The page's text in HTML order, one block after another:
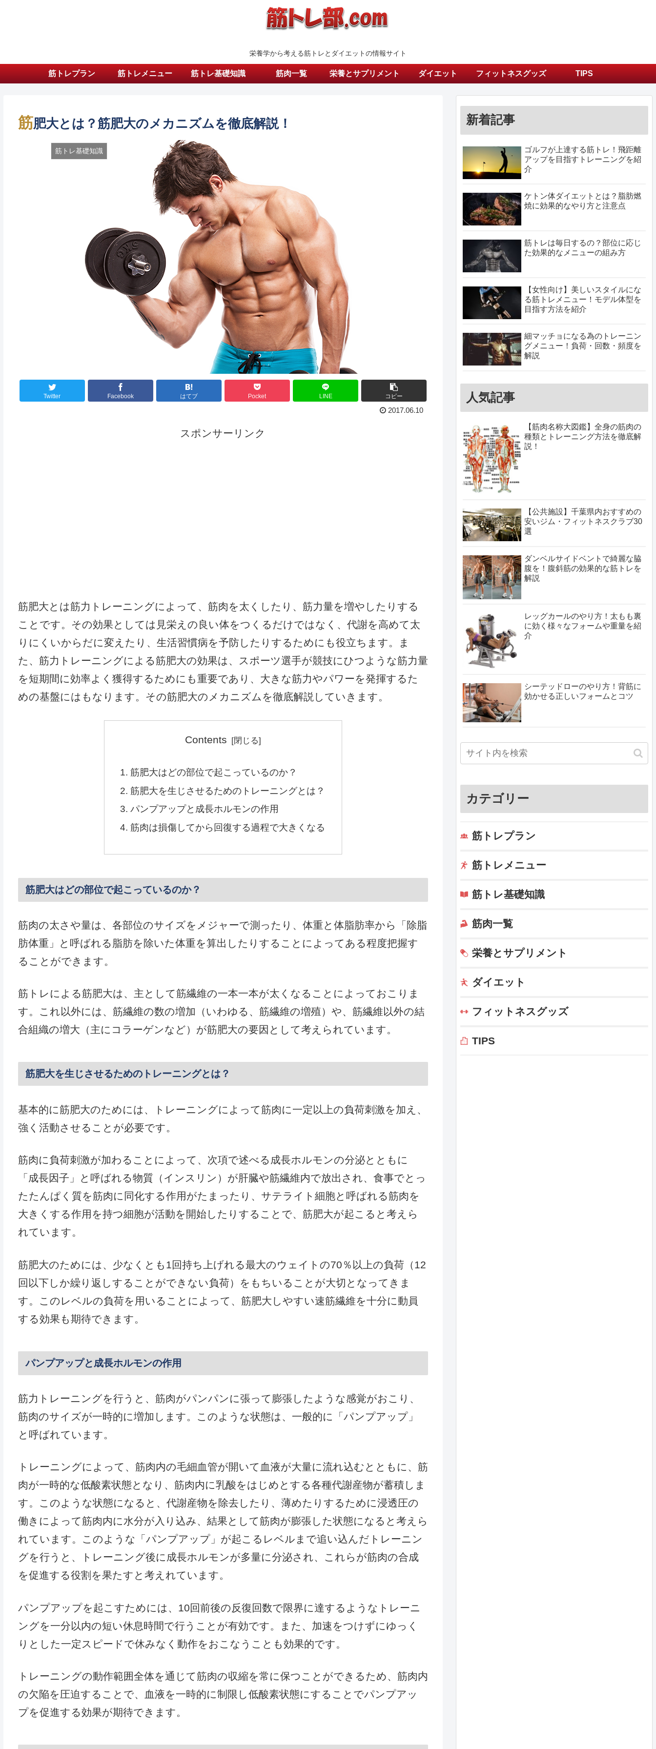
栄養学から考える筋トレとダイエットの情報サイト
筋トレプラン 筋トレメニュー 筋トレ基礎知識 筋肉一覧 栄養とサプリメント ダイエット フィットネスグッズ TIPS
筋肥大とは？筋肥大のメカニズムを徹底解説！
筋トレ基礎知識
Twitter Facebook はてブ Pocket LINE コピー
2017.06.10
スポンサーリンク
筋肥大とは筋力トレーニングによって、筋肉を太くしたり、筋力量を増やしたりする
ことです。その効果としては見栄えの良い体をつくるだけではなく、代謝を高めて太
りにくいからだに変えたり、生活習慣病を予防したりするためにも役立ちます。ま
た、筋力トレーニングによる筋肥大の効果は、スポーツ選手が競技にひつような筋力量
を短期間に効率よく獲得するためにも重要であり、大きな筋力やパワーを発揮するた
めの基盤にはもなります。その筋肥大のメカニズムを徹底解説していきます。
Contents
筋肥大はどの部位で起こっているのか？
筋肥大を生じさせるためのトレーニングとは？
パンプアップと成長ホルモンの作用
筋肉は損傷してから回復する過程で大きくなる
筋肥大はどの部位で起こっているのか？
筋肉の太さや量は、各部位のサイズをメジャーで測ったり、体重と体脂肪率から「除脂
肪体重」と呼ばれる脂肪を除いた体重を算出したりすることによってある程度把握す
ることができます。
筋トレによる筋肥大は、主として筋繊維の一本一本が太くなることによっておこりま
す。これ以外には、筋繊維の数の増加（いわゆる、筋繊維の増殖）や、筋繊維以外の結
合組織の増大（主にコラーゲンなど）が筋肥大の要因として考えられています。
筋肥大を生じさせるためのトレーニングとは？
基本的に筋肥大のためには、トレーニングによって筋肉に一定以上の負荷刺激を加え、
強く活動させることが必要です。
筋肉に負荷刺激が加わることによって、次項で述べる成長ホルモンの分泌とともに
「成長因子」と呼ばれる物質（インスリン）が肝臓や筋繊維内で放出され、食事でとっ
たたんぱく質を筋肉に同化する作用がたまったり、サテライト細胞と呼ばれる筋肉を
大きくする作用を持つ細胞が活動を開始したりすることで、筋肥大が起こると考えら
れています。
筋肥大のためには、少なくとも1回持ち上げれる最大のウェイトの70％以上の負荷（12
回以下しか繰り返しすることができない負荷）をもちいることが大切となってきま
す。このレベルの負荷を用いることによって、筋肥大しやすい速筋繊維を十分に動員
する効果も期待できます。
パンプアップと成長ホルモンの作用
筋力トレーニングを行うと、筋肉がパンパンに張って膨張したような感覚がおこり、
筋肉のサイズが一時的に増加します。このような状態は、一般的に「パンプアップ」
と呼ばれています。
トレーニングによって、筋肉内の毛細血管が開いて血液が大量に流れ込むとともに、筋
肉が一時的な低酸素状態となり、筋肉内に乳酸をはじめとする各種代謝産物が蓄積しま
す。このような状態になると、代謝産物を除去したり、薄めたりするために浸透圧の
働きによって筋肉内に水分が入り込み、結果として筋肉が膨張した状態になると考えら
れています。このような「パンプアップ」が起こるレベルまで追い込んだトレーニン
グを行うと、トレーニング後に成長ホルモンが多量に分泌され、これらが筋肉の合成
を促進する役割を果たすと考えれています。
パンプアップを起こすためには、10回前後の反復回数で限界に達するようなトレーニ
ングを一分以内の短い休息時間で行うことが有効です。また、加速をつけずにゆっく
りとした一定スピードで休みなく動作をおこなうことも効果的です。
トレーニングの動作範囲全体を通じて筋肉の収縮を常に保つことができるため、筋肉内
の欠陥を圧迫することで、血液を一時的に制限し低酸素状態にすることでパンプアッ
プを促進する効果が期待できます。
新着記事
ゴルフが上達する筋トレ！飛距離
アップを目指すトレーニングを紹
介
ケトン体ダイエットとは？脂肪燃
焼に効果的なやり方と注意点
筋トレは毎日するの？部位に応じ
た効果的なメニューの組み方
【女性向け】美しいスタイルにな
る筋トレメニュー！モデル体型を
目指す方法を紹介
細マッチョになる為のトレーニン
グメニュー！負荷・回数・頻度を
解説
人気記事
【筋肉名称大図鑑】全身の筋肉の
種類とトレーニング方法を徹底解
説！
【公共施設】千葉県内おすすめの
安いジム・フィットネスクラブ30
選
ダンベルサイドベントで綺麗な脇
腹を！腹斜筋の効果的な筋トレを
解説
レッグカールのやり方！太もも裏
に効く様々なフォームや重量を紹
介
シーテッドローのやり方！背筋に
効かせる正しいフォームとコツ
カテゴリー
筋トレプラン
筋トレメニュー
筋トレ基礎知識
筋肉一覧
栄養とサプリメント
ダイエット
フィットネスグッズ
TIPS